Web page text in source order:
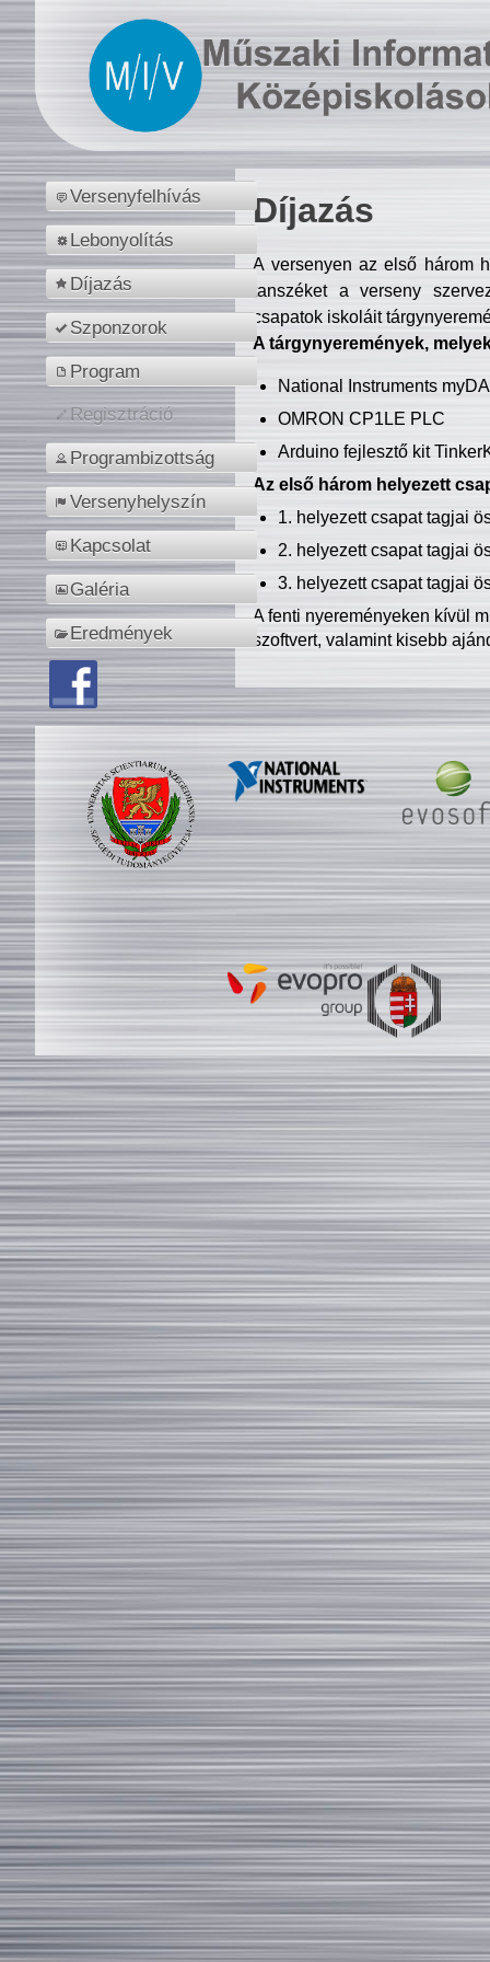
Versenyfelhívás
Lebonyolítás
Díjazás
Szponzorok
Program
Regisztráció
Programbizottság
Versenyhelyszín
Kapcsolat
Galéria
Eredmények
Díjazás
A versenyen az első három
tanszéket a verseny
csapatok iskoláit
A tárgynyeremények,
National Instruments
OMRON CP1LE PLC
Arduino fejlesztő kit
Az első három helyezett
1. helyezett csapat tagjai
2. helyezett csapat tagjai
3. helyezett csapat tagjai
A fenti nyereményeken kívül
szoftvert, valamint kisebb